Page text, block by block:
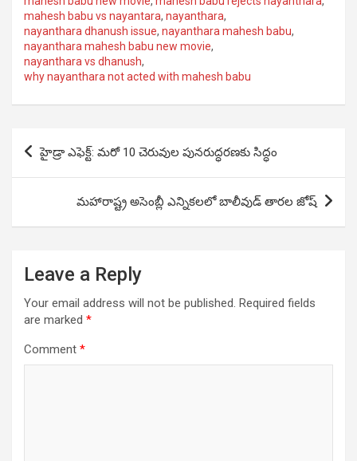
mahesh babu vs nayantara, nayanthara,
nayanthara dhanush issue, nayanthara mahesh babu,
nayanthara mahesh babu new movie,
nayanthara vs dhanush,
why nayanthara not acted with mahesh babu
Post
navigation
హైడ్రా ఎఫెక్ట్: మరో 10 చెరువుల పునరుద్ధరణకు సిద్ధం
మహారాష్ట్ర అసెంబ్లీ ఎన్నికలలో బాలీవుడ్ తారల జోష్
Leave a Reply
Your email address will not be published. Required fields
are marked *
Comment *